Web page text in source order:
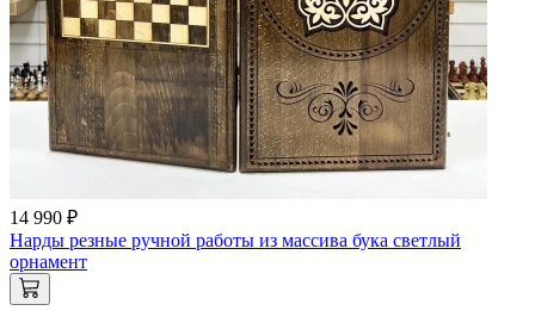
14 990 ₽
Нарды резные ручной работы из массива бука светлый
орнамент